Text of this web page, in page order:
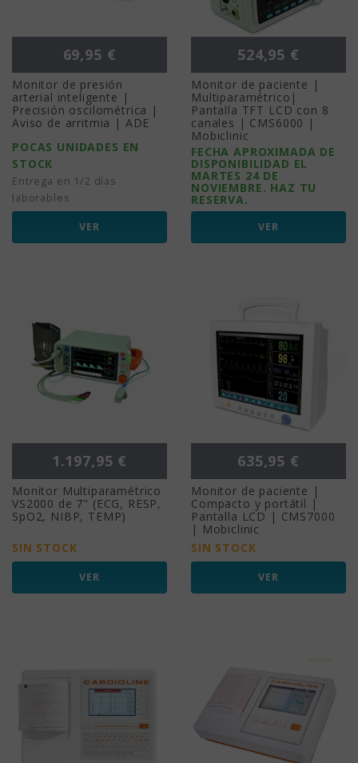
Precio
69,95 €
Monitor de presión
arterial inteligente |
Precisión oscilométrica |
Aviso de arritmia | ADE
POCAS UNIDADES EN
STOCK
Entrega en 1/2 días
laborables
VER
Precio
524,95 €
Monitor de paciente |
Multiparamétrico|
Pantalla TFT LCD con 8
canales | CMS6000 |
Mobiclinic
FECHA APROXIMADA DE
DISPONIBILIDAD EL
MARTES 24 DE
NOVIEMBRE. HAZ TU
RESERVA.
VER
Precio
1.197,95 €
Monitor Multiparamétrico
VS2000 de 7" (ECG, RESP,
SpO2, NIBP, TEMP)
SIN STOCK
VER
Precio
635,95 €
Monitor de paciente |
Compacto y portátil |
Pantalla LCD | CMS7000
| Mobiclinic
SIN STOCK
VER